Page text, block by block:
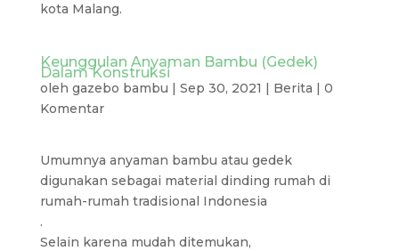
kota Malang.
Keunggulan Anyaman Bambu (Gedek)
Dalam Konstruksi
oleh gazebo bambu | Sep 30, 2021 | Berita | 0
Komentar
Umumnya anyaman bambu atau gedek
digunakan sebagai material dinding rumah di
rumah-rumah tradisional Indonesia
.
Selain karena mudah ditemukan,